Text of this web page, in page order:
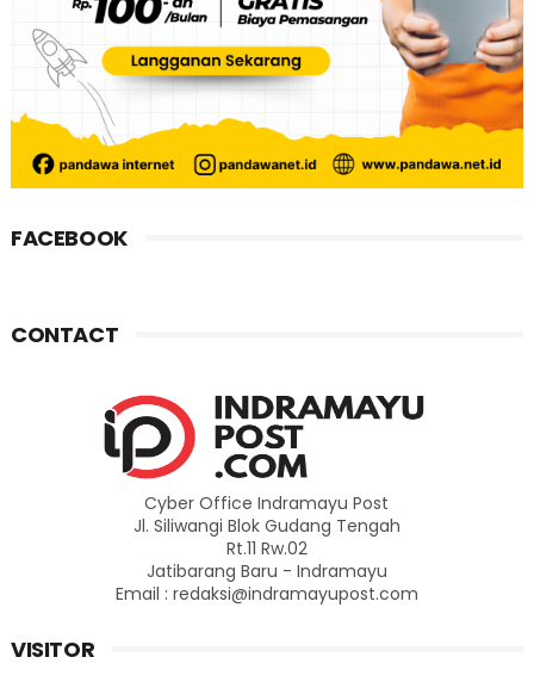
FACEBOOK
CONTACT
Cyber Office Indramayu Post
Jl. Siliwangi Blok Gudang Tengah
Rt.11 Rw.02
Jatibarang Baru - Indramayu
Email : redaksi@indramayupost.com
VISITOR